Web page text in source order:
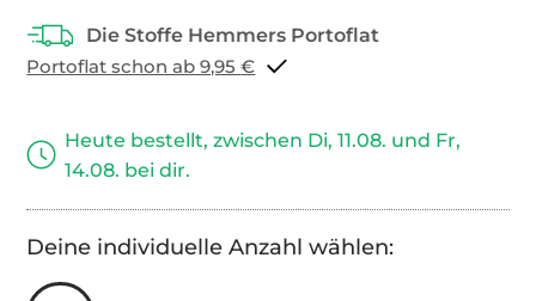
Portoflat schon ab 9,95 €
Heute bestellt, zwischen Di, 11.08. und Fr,
14.08. bei dir.
Deine individuelle Anzahl wählen: